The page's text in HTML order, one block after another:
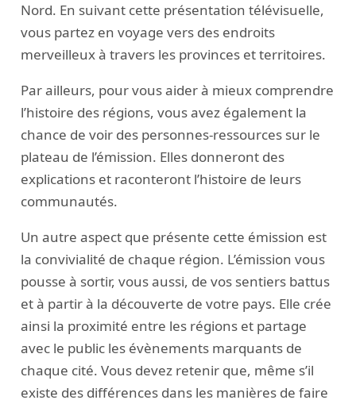
Nord. En suivant cette présentation télévisuelle,
vous partez en voyage vers des endroits
merveilleux à travers les provinces et territoires.
Par ailleurs, pour vous aider à mieux comprendre
l’histoire des régions, vous avez également la
chance de voir des personnes-ressources sur le
plateau de l’émission. Elles donneront des
explications et raconteront l’histoire de leurs
communautés.
Un autre aspect que présente cette émission est
la convivialité de chaque région. L’émission vous
pousse à sortir, vous aussi, de vos sentiers battus
et à partir à la découverte de votre pays. Elle crée
ainsi la proximité entre les régions et partage
avec le public les évènements marquants de
chaque cité. Vous devez retenir que, même s’il
existe des différences dans les manières de faire